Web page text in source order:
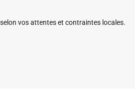
vos attentes et contraintes locales.